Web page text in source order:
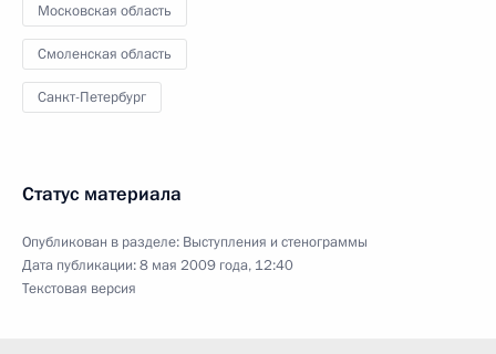
Московская область
Смоленская область
Санкт-Петербург
Статус материала
Опубликован в разделе: Выступления и стенограммы
Дата публикации:8 мая 2009 года, 12:40
Текстовая версия